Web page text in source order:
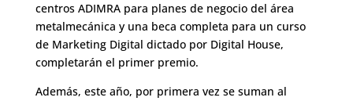
centros ADIMRA para planes de negocio del área
metalmecánica y una beca completa para un curso
de Marketing Digital dictado por Digital House,
completarán el primer premio.
Además, este año, por primera vez se suman al